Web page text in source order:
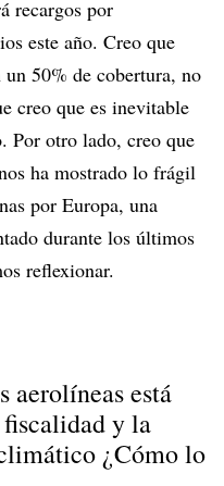
recargos por
este año. Creo que
50% de cobertura, no
creo que es inevitable
Por otro lado, creo que
ha mostrado lo frágil
por Europa, una
durante los últimos
reflexionar.
aerolíneas está
y la
¿Cómo lo